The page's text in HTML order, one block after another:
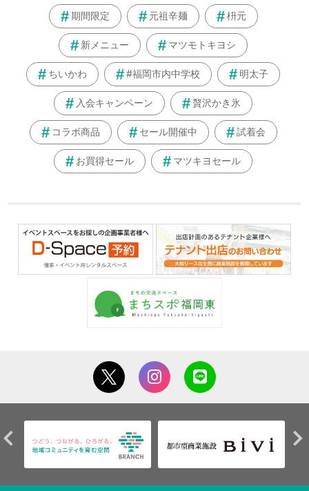
期間限定 元祖辛麺 枡元
新メニュー マツモトキヨシ
ちいかわ #福岡市内中学校 明太子
入会キャンペーン 贅沢かき氷
コラボ商品 セール開催中 試着会
お買得セール マツキヨセール